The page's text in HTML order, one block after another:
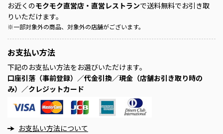
お近くのモクモク直営店・直営レストランで送料無料でお引き取
りいただけます。
※一部対象外の商品、対象外の店舗がございます。
お支払い方法
下記のお支払い方法をお選びいただけます。
口座引落（事前登録）／代金引換／現金（店舗お引き取り時の
み）／クレジットカード
お支払い方法について